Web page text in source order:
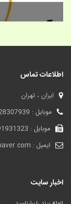
اطلاعات تماس
ایران ، تهران
موبایل : 09128307939
موبایل : 09391931323
ایمیل : info@brandmoshaver.com
اخبار سایت